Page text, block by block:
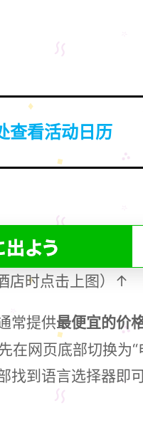
查看活动日历
店时点击上图）↑
常提供最便宜的价
在网页底部切换为“
找到语言选择器即可